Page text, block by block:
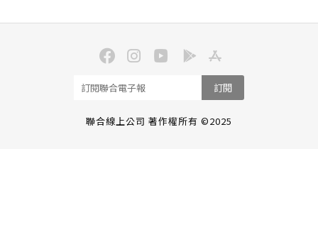
訂閱
聯合線上公司 著作權所有 ©2025